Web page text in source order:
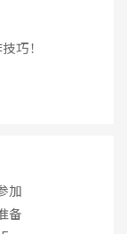
巧！
加
备